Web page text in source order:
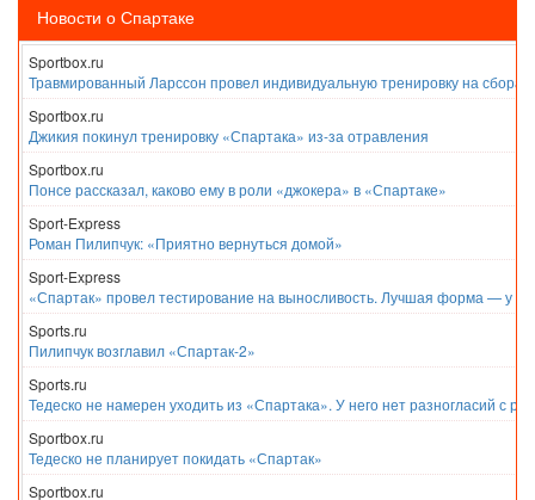
Новости о Спартаке
Sportbox.ru
Травмированный Ларссон провел индивидуальную тренировку на
Sportbox.ru
Джикия покинул тренировку «Спартака» из-за отравления
Sportbox.ru
Понсе рассказал, каково ему в роли «джокера» в «Спартаке»
Sport-Express
Роман Пилипчук: «Приятно вернуться домой»
Sport-Express
«Спартак» провел тестирование на выносливость. Лучшая форма — у
Sports.ru
Пилипчук возглавил «Спартак-2»
Sports.ru
Тедеско не намерен уходить из «Спартака». У него нет разногласий с
Sportbox.ru
Тедеско не планирует покидать «Спартак»
Sportbox.ru